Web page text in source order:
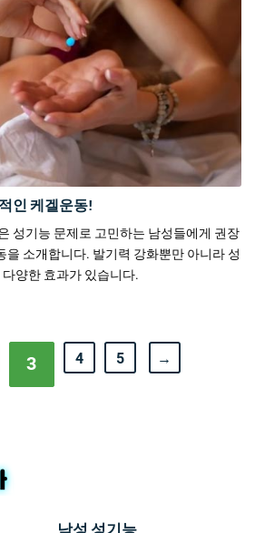
인 케겔운동!
성기능 문제로 고민하는 남성들에게 권장
을 소개합니다. 발기력 강화뿐만 아니라 성
양한 효과가 있습니다.
3 4 5 →
남성 성기능